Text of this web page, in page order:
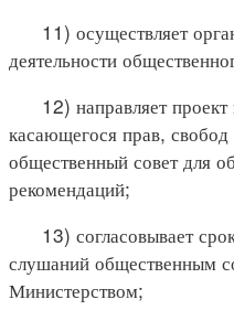
11) осуществляет
деятельности
12) направляет проект
касающегося прав,
общественный совет для
рекомендаций;
13) согласовывает
слушаний общественным
Министерством;